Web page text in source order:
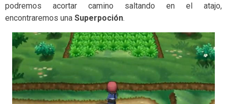
podremos acortar camino saltando en el atajo,
encontraremos una Superpoción.